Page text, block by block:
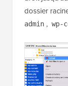
dossier
admin , wp-